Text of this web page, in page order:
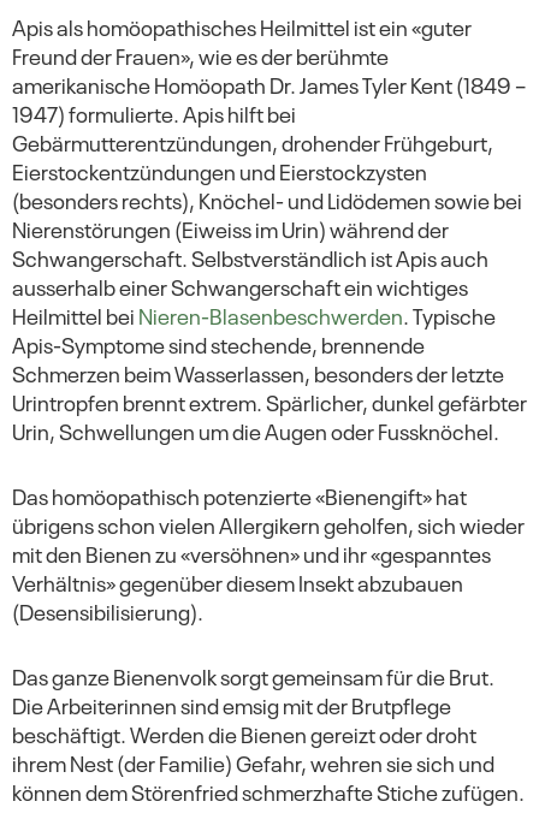
Apis als homöopathisches Heilmittel ist ein «guter
Freund der Frauen», wie es der berühmte
amerikanische Homöopath Dr. James Tyler Kent (1849 –
1947) formulierte. Apis hilft bei
Gebärmutterentzündungen, drohender Frühgeburt,
Eierstockentzündungen und Eierstockzysten
(besonders rechts), Knöchel- und Lidödemen sowie bei
Nierenstörungen (Eiweiss im Urin) während der
Schwangerschaft. Selbstverständlich ist Apis auch
ausserhalb einer Schwangerschaft ein wichtiges
Heilmittel beiNieren-Blasenbeschwerden . Typische
Apis-Symptome sind stechende, brennende
Schmerzen beim Wasserlassen, besonders der letzte
Urintropfen brennt extrem. Spärlicher, dunkel gefärbter
Urin, Schwellungen um die Augen oder Fussknöchel.
Das homöopathisch potenzierte «Bienengift» hat
übrigens schon vielen Allergikern geholfen, sich wieder
mit den Bienen zu «versöhnen» und ihr «gespanntes
Verhältnis» gegenüber diesem Insekt abzubauen
(Desensibilisierung).
Das ganze Bienenvolk sorgt gemeinsam für die Brut.
Die Arbeiterinnen sind emsig mit der Brutpflege
beschäftigt. Werden die Bienen gereizt oder droht
ihrem Nest (der Familie) Gefahr, wehren sie sich und
können dem Störenfried schmerzhafte Stiche zufügen.